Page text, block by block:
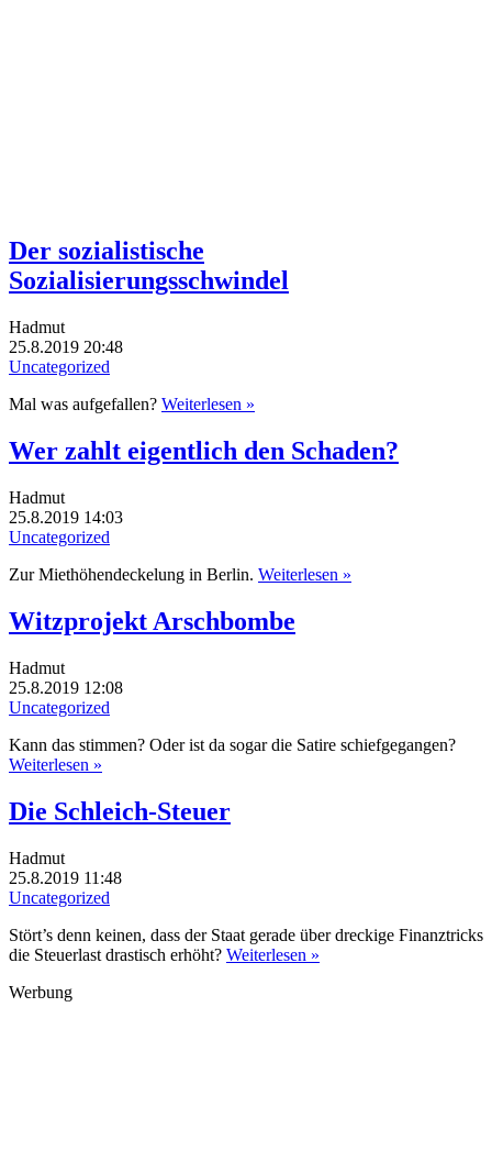
Der sozialistische
Sozialisierungsschwindel
Hadmut
25.8.2019 20:48
Uncategorized
Mal was aufgefallen? Weiterlesen »
Wer zahlt eigentlich den Schaden?
Hadmut
25.8.2019 14:03
Uncategorized
Zur Miethöhendeckelung in Berlin. Weiterlesen »
Witzprojekt Arschbombe
Hadmut
25.8.2019 12:08
Uncategorized
Kann das stimmen? Oder ist da sogar die Satire schiefgegangen?
Weiterlesen »
Die Schleich-Steuer
Hadmut
25.8.2019 11:48
Uncategorized
Stört’s denn keinen, dass der Staat gerade über dreckige Finanztricks
die Steuerlast drastisch erhöht? Weiterlesen »
Werbung